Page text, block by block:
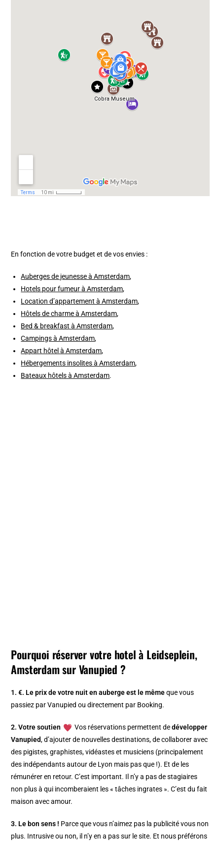
En fonction de votre budget et de vos envies :
Auberges de jeunesse à Amsterdam,
Hotels pour fumeurà Amsterdam,
Location d’appartement à Amsterdam,
Hôtels de charme à Amsterdam,
Bed & breakfast à Amsterdam,
Campings à Amsterdam,
Appart hôtel à Amsterdam,
Hébergements insolites à Amsterdam,
Bateaux hôtels à Amsterdam.
Pourquoi réserver votre hotel à Leidseplein,
Amsterdam sur Vanupied ?
1. €. Le prix de votre nuit en auberge est le mêmeque vous
passiez par Vanupied ou directement par Booking.
2. Votre soutien Vos réservations permettent dedévelopper
Vanupied, d’ajouter de nouvelles destinations, de collaborer avec
des pigistes, graphistes, vidéastes et musiciens (principalement
des indépendants autour de Lyon mais pas que !). Et de les
rémunérer en retour. C’est important. Il n’y a pas de stagiaires
non plus à qui incomberaient les « tâches ingrates ». C’est du fait
maison avec amour.
3. Le bon sens ! Parce que vous n’aimez pas la publicité vous non
plus. Intrusive ou non, il n’y en a pas sur le site. Et nous préférons